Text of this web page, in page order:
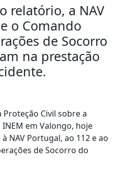
relatório, a NAV
o Comando
de Socorro
na prestação
Civil sobre a
em Valongo, hoje
NAV Portugal, ao 112 e ao
de Socorro do